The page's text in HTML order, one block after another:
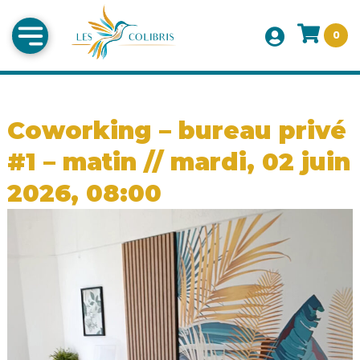
0
Coworking – bureau privé
#1 – matin // mardi, 02 juin
2026, 08:00